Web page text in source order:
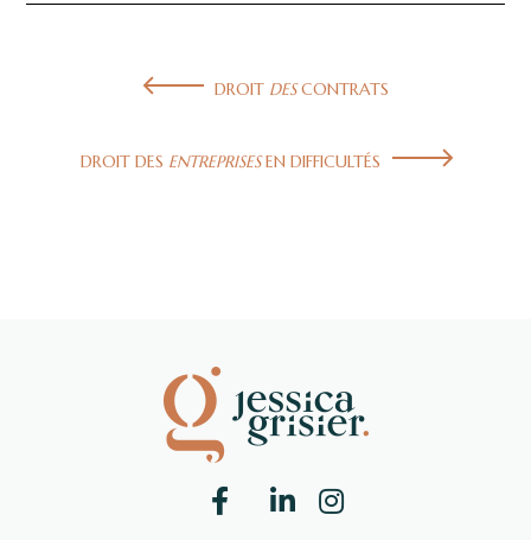
DROIT DESCONTRATS
DROIT DES ENTREPRISESEN DIFFICULTÉS